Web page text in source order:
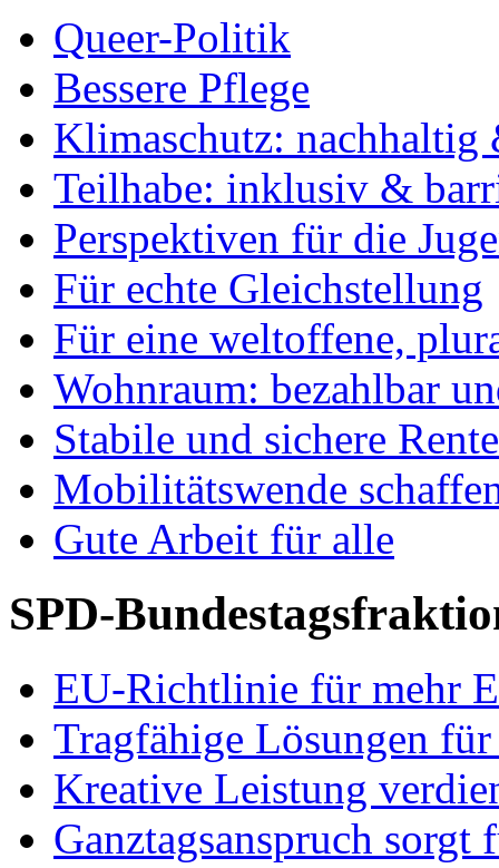
Queer-Politik
Bessere Pflege
Klimaschutz: nachhaltig
Teilhabe: inklusiv &
Perspektiven für die
Für echte Gleichstellung
Für eine weltoffene,
Wohnraum: bezahlbar
Stabile und sichere
Mobilitätswende
Gute Arbeit für alle
SPD-
EU-Richtlinie für mehr
Tragfähige Lösungen
Kreative Leistung
Ganztagsanspruch